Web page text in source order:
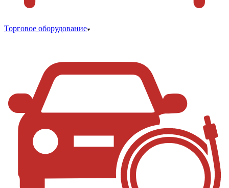
Торговое оборудование